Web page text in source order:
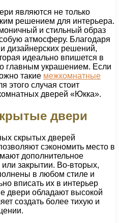
являются не только
решением для интерьера.
и стильный образ
атмосферу. Благодаря
дизайнерских решений,
идеально впишется в
главным украшением. Если
такие межкомнатные
этого случая стоит
дверей «Юкка».
двери
скрытых дверей
сэкономить место в
дополнительное
закрытии. Во-вторых,
в любом стиле и
вписать их в интерьер
двери обладают высокой
создать более тихую и